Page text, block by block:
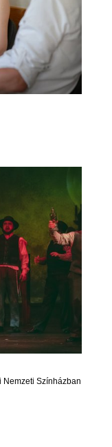
Nemzeti Színházban